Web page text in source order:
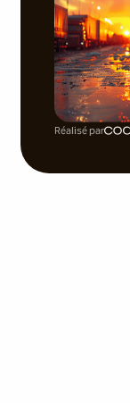
Réalisé par